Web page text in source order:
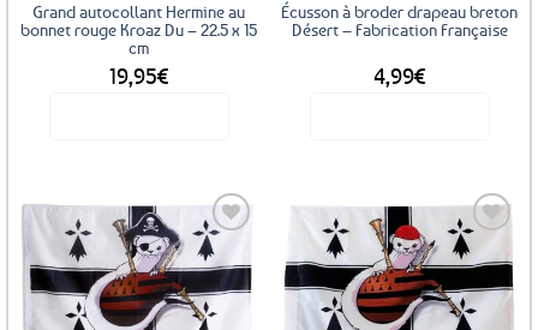
Grand autocollant Hermine au
bonnet rouge Kroaz Du – 22.5 x 15
cm
19,95€
Écusson à broder drapeau breton
Désert – Fabrication Française
4,99€
Ajouter
favoris
Ajouter
aux
favoris